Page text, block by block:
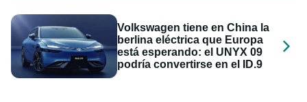
Volkswagen tiene en China la
berlina eléctrica que Europa
está esperando: el UNYX 09
podría convertirse en el ID.9